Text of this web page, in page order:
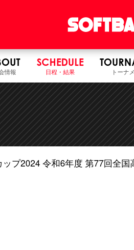
情報
SCHEDULE
日程・結果 トーナ
プ2024 令和6年度 第77回全